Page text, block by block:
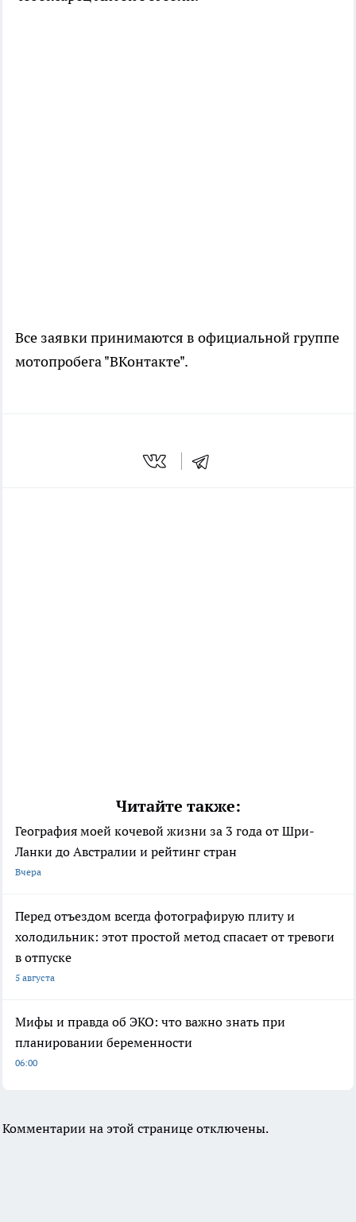
Все заявки принимаются в официальной группе
мотопробега "ВКонтакте".
Читайте также:
География моей кочевой жизни за 3 года от Шри-
Ланки до Австралии и рейтинг стран
Вчера
Перед отъездом всегда фотографирую плиту и
холодильник: этот простой метод спасает от тревоги
в отпуске
5 августа
Мифы и правда об ЭКО: что важно знать при
планировании беременности
06:00
Комментарии на этой странице отключены.